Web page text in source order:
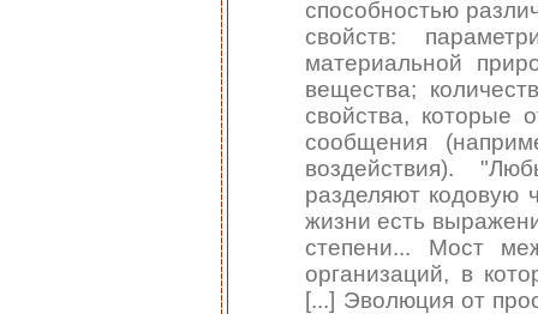
способностью
свойств:
материальной
вещества;
свойства, которые
сообщения
воздействия).
разделяют кодовую
жизни есть
степени... Мост
организаций, в
[...] Эволюция от